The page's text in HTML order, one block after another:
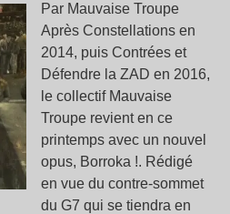
Par Mauvaise Troupe
Après Constellations en
2014, puis Contrées et
Défendre la ZAD en 2016,
le collectif Mauvaise
Troupe revient en ce
printemps avec un nouvel
opus, Borroka !. Rédigé
en vue du contre-sommet
du G7 qui se tiendra en